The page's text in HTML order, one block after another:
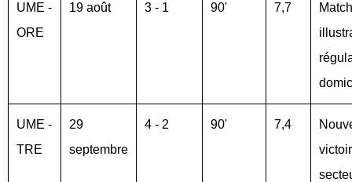
UME -
ORE
19 août 3 - 1 90' 7,7
UME -
TRE
29
septembre
4 - 2 90' 7,4